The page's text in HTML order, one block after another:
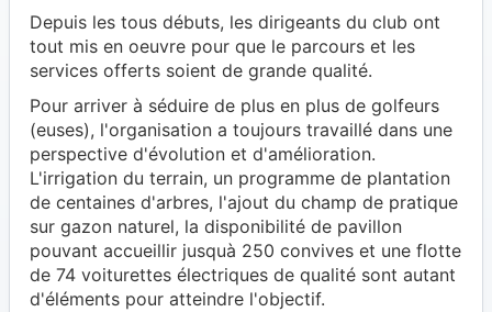
Depuis les tous débuts, les dirigeants du club ont
tout mis en oeuvre pour que le parcours et les
services offerts soient de grande qualité.
Pour arriver à séduire de plus en plus de golfeurs
(euses), l'organisation a toujours travaillé dans une
perspective d'évolution et d'amélioration.
L'irrigation du terrain, un programme de plantation
de centaines d'arbres, l'ajout du champ de pratique
sur gazon naturel, la disponibilité de pavillon
pouvant accueillir jusquà 250 convives et une flotte
de 74 voiturettes électriques de qualité sont autant
d'éléments pour atteindre l'objectif.